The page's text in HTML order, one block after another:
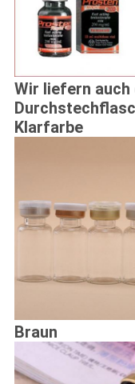
Wir liefern auch
Klarfarbe
Braun